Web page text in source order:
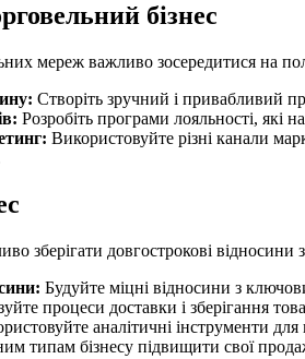
бізнес
мереж важливо зосередитися на
Створіть зручний і привабливий
Розробіть програми лояльності,
Використовуйте різні канали
зберігати довгострокові
Будуйте міцні відносини з
процеси доставки і зберігання
аналітичні інструменти
типам бізнесу підвищити свої